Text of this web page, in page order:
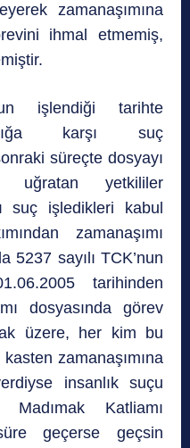
zamanaşımına
ihmal etmemiş,
işlendiği tarihte
karşı suç
süreçte dosyayı
uğratan yetkililer
suç işledikleri kabul
zamanaşımı
5237 sayılı TCK’nun
tarihinden
dosyasında görev
üzere, her kim bu
zamanaşımına
insanlık suçu
Katliamı
geçerse geçsin